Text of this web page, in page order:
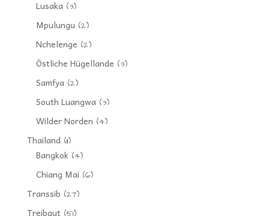
Lusaka(3)
Mpulungu(2)
Nchelenge (2)
Östliche Hügellande (3)
Samfya(2)
South Luangwa(3)
Wilder Norden (4)
Thailand(11)
Bangkok(4)
Chiang Mai (6)
Transsib (27)
Treibgut(51)